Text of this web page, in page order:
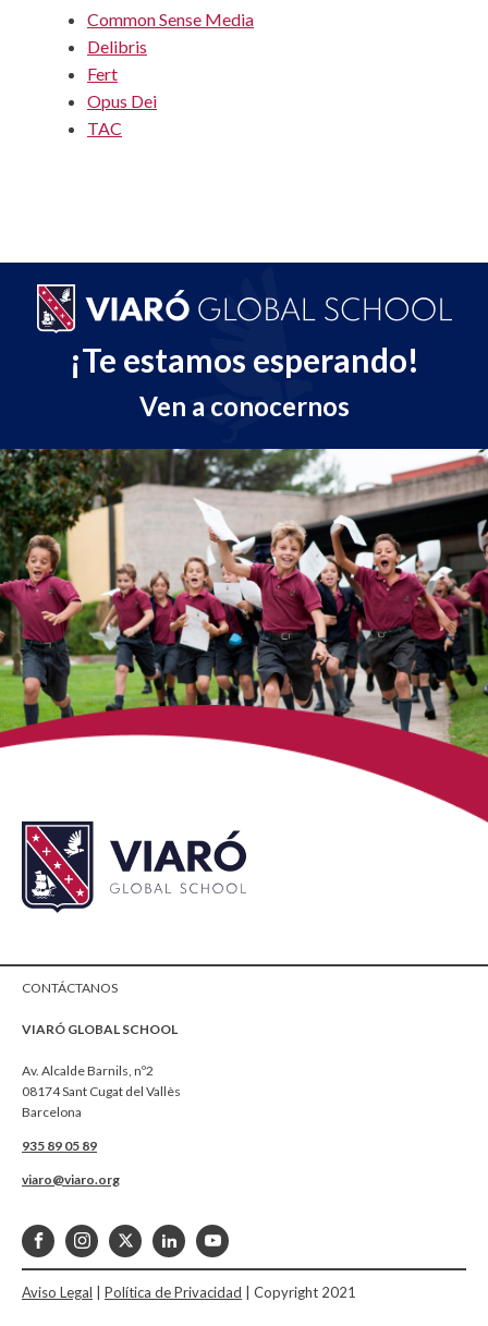
Common Sense Media
Delibris
Fert
Opus Dei
TAC
¡Te estamos esperando!
Ven a conocernos
CONTÁCTANOS
VIARÓ GLOBAL SCHOOL
Av. Alcalde Barnils, nº2
08174 Sant Cugat del Vallès
Barcelona
935 89 05 89
viaro@viaro.org
Aviso Legal Política de Privacidad | Copyright 2021